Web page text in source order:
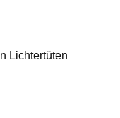
Lichtertüten